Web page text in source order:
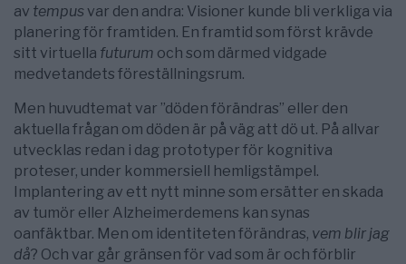
av tempus var den andra: Visioner kunde bli verkliga via
planering för framtiden. En framtid som först krävde
sitt virtuella futurum och som därmed vidgade
medvetandets föreställningsrum.
Men huvudtemat var ”döden förändras” eller den
aktuella frågan om döden är på väg att dö ut. På allvar
utvecklas redan i dag prototyper för kognitiva
proteser, under kommersiell hemligstämpel.
Implantering av ett nytt minne som ersätter en skada
av tumör eller Alzheimerdemens kan synas
oanfäktbar. Men om identiteten förändras, vem blir jag
då? Och var går gränsen för vad som är och förblir